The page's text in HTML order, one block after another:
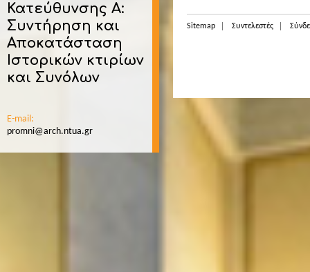
Κατεύθυνσης Α:
Συντήρηση και
Αποκατάσταση
Ιστορικών κτιρίων
και Συνόλων
E-mail:
promni@arch.ntua.gr
Sitemap Συντελεστές